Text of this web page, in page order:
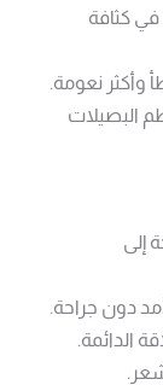
كثافة
وأكثر نعومة.
البصيلات
إلى
دون جراحة.
الدائمة.